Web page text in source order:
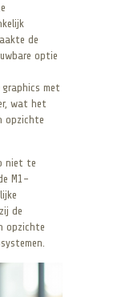
de
optie
graphics met
wat het
opzichte
niet te
M1-
de
opzichte